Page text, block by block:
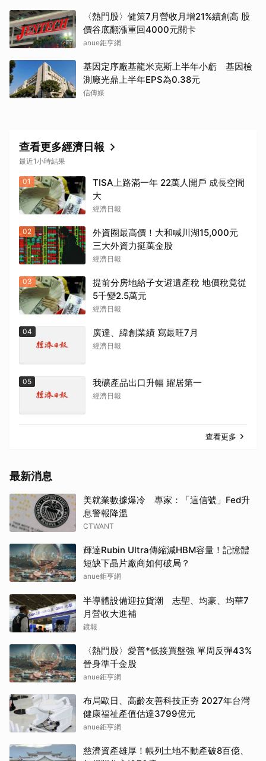
〈熱門股〉健策7月營收月增21%續創高 股
價谷底翻漲重回4000元關卡
anue鉅亨網
基因定序廠基龍米克斯上半年小虧 基因檢
測廠光鼎上半年EPS為0.38元
信傳媒
查看更多經濟日報
最近1小時結果
01
TISA上路滿一年 22萬人開戶 成長空間
大
經濟日報
02
外資圈最高價！大和喊川湖15,000元
三大外資力挺萬金股
經濟日報
03
提前分房地給子女避遺產稅 地價稅竟從
5千變2.5萬元
經濟日報
04 廣達、緯創業績 寫最旺7月
經濟日報
05 我礦產品出口升幅 躍居第一
經濟日報
查看更多
最新消息
美就業數據爆冷 專家：「這信號」Fed升
息警報降溫
CTWANT
輝達Rubin Ultra傳縮減HBM容量！記憶體
短缺下晶片廠商如何破局？
anue鉅亨網
半導體設備迎拉貨潮 志聖、均豪、均華7
月營收大進補
鏡報
〈熱門股〉愛普*低接買盤強 單周反彈43%
晉身準千金股
anue鉅亨網
布局歐日、高齡友善科技正夯 2027年台灣
健康福祉產值估達3799億元
anue鉅亨網
慈濟資產雄厚！帳列土地不動產破8百億、